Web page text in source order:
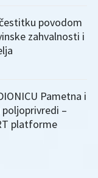
povodom
zahvalnosti i
Pametna i
–
platforme